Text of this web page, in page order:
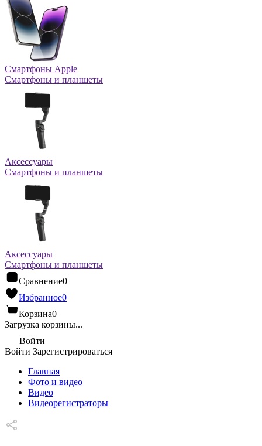
Смартфоны Apple
Смартфоны и планшеты
Аксессуары
Смартфоны и планшеты
Аксессуары
Смартфоны и планшеты
Сравнение0
Избранное0
Корзина0
Загрузка корзины...
Войти
Войти Зарегистрироваться
Главная
Фото и видео
Видео
Видеорегистраторы